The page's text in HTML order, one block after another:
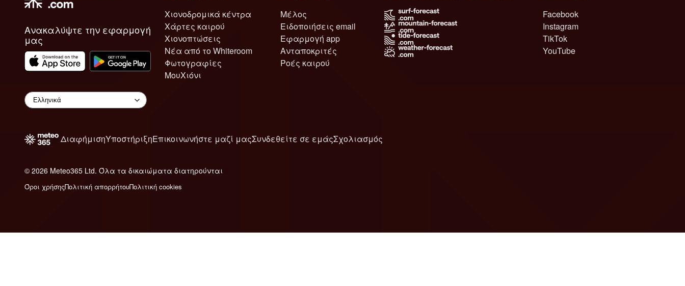
Ανακαλύψτε την εφαρμογή
μας
Χιονοδρομικά κέντρα
Χάρτες καιρού
Χιονοπτώσεις
Νέα από το Whiteroom
Φωτογραφίες
ΜουΧιόνι
Μέλος
Ειδοποιήσεις email
Εφαρμογή app
Ανταποκριτές
Ροές καιρού
Facebook
Instagram
TikTok
YouTube
ΔιαφήμισηΥποστήριξηΕπικοινωνήστε μαζί μαςΣυνδεθείτε σε εμάςΣχολιασμός
© 2026 Meteo365 Ltd. Όλα τα δικαιώματα διατηρούνται
Όροι χρήσηςΠολιτική απορρήτουΠολιτική cookies